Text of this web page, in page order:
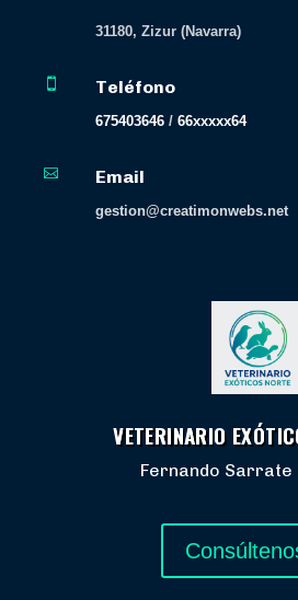
31180, Zizur (Navarra)
Teléfono
675403646 /66xxxxx64
 Email
gestion@creatimonwebs.net
VETERINARIO
Fernando Sarrate